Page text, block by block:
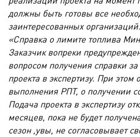
должны быть готовы все
заинтересованных
«Справка о лимите топлива
Заказчик вопреки
вопросом получения справки
проекта в экспертизу. При этом
выполнения РПТ, о получении
Подача проекта в экспертизу
месяцев, пока не будет
сезон ,увы, не согласовывает